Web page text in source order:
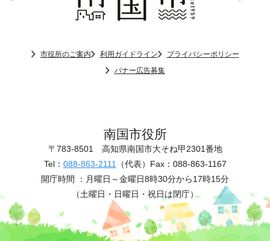
市役所のご案内 利用ガイドライン
プライバシーポリシー
バナー広告募集
南国市役所
〒783-8501 高知県南国市大そね甲2301番地
Tel： 088-863-2111 （代表） Fax：088-863-1167
開庁時間 ： 月曜日～金曜日8時30分から17時15分
（土曜日・日曜日・祝日は閉庁）